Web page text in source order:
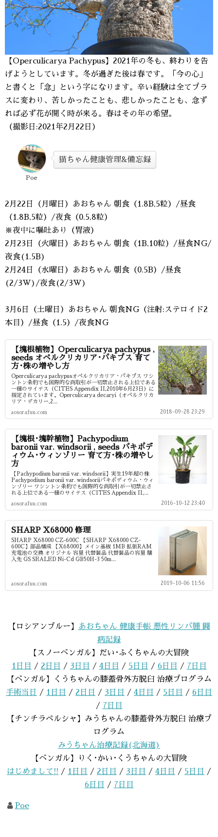
【Operculicarya Pachypus】2021年の冬も、終わりを告
げようとしています。冬が過ぎた後は春です。「今の心」
と書くと「念」という字になります。辛い経験は全てプラ
スに変わり、苦しかったことも、悲しかったことも、念ず
れば必ず花が開く時が来る。春はその年の希望。
（撮影日:2021年2月22日）
Poe
猫ちゃん健康管理&備忘録
2月22日（月曜日）あおちゃん 朝食（1.8B,5粒）/昼食
（1.8B,5粒）/夜食（0.5,8粒）
※夜中に嘔吐あり（胃液）
2月23日（火曜日）あおちゃん 朝食（1B,10粒）/昼食NG/
夜食(1.5B)
2月24日（水曜日）あおちゃん 朝食（0.5B）/昼食
(2/3W)/夜食(2/3W)
3月6日（土曜日）あおちゃん 朝食NG（注射:ステロイド2
本目）/昼食（1.5）/夜食NG
【塊根植物】Operculicarya pachypus ,
seeds オペルクリカリア･パキプス 育て
方･株の増やし方
Operculicarya pachypusオペルクリカリア・パキプス ワシ
ントン条約でも国際的な商取引が一切禁止される上位である
一種のサイテス（CITES Appendix II,2010年6月23日）に
指定されています。Operculicarya decaryi（オペルクリカ
リア・デカリー,2...
aosorafuu.com
2018-09-28 23:29
【塊根･塊幹植物】Pachypodium
baronii var. windsorii , seeds パキポデ
ィウム･ウィンゾリー 育て方･株の増やし
方
【Pachypodium baronii var. windsorii】実生19年超の株
Pachypodium baronii var. windsoriiパキポディウム・ウィ
ンゾリー ワシントン条約でも国際的な商取引が一切禁止さ
れる上位である一種のサイテス（CITES Appendix II,...
aosorafuu.com
2016-10-12 23:40
SHARP X68000 修理
SHARP X68000 CZ-600C 【SHARP X68000 CZ-
600C】部品構成 【X68000】メイン基板 1MB 拡張RAM
充電池の交換 オリジナル 容量 代替製品 代替製品の容量 購
入先 GS SEALED Ni-Cd GB50H-3 50m...
aosorafuu.com 2019-10-06 11:56
【ロシアンブルー】
あおちゃん 健康手帳 悪性リンパ腫 闘
病記録
【スノーベンガル】だい･ふくちゃんの大冒険
1日目
/ 2日目 / 3日目 / 4日目 / 5日目 / 6日目 / 7日目
【ベンガル】くうちゃんの膝蓋骨外方脱臼 治療プログラム
手術当日
/ 1日目 / 2日目 / 3日目 / 4日目 / 5日目 / 6日目
/ 7日目
【チンチラペルシャ】みうちゃんの膝蓋骨外方脱臼 治療プ
ログラム
みうちゃん治療記録(北海道)
【ベンガル】りく･かい･くうちゃんの大冒険
はじめまして!! / 1日目 / 2日目 / 3日目 / 4日目 / 5日目
/
6日目
/ 7日目
Poe